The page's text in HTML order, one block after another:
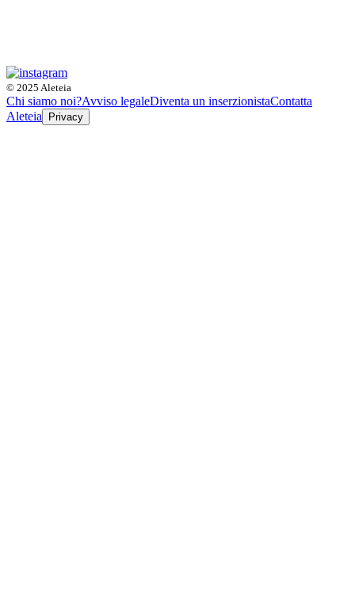
© 2025 Aleteia
Chi siamo noi?Avviso legaleDiventa un inserzionistaContatta
Aleteia
Privacy